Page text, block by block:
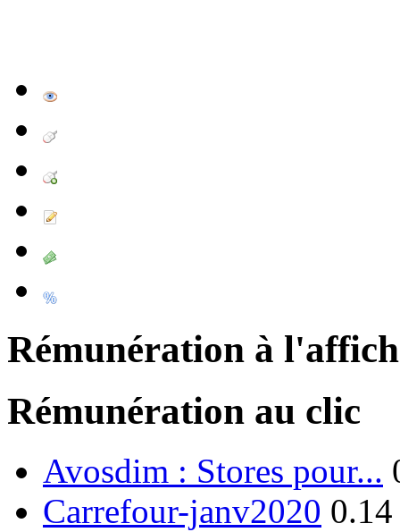
Rémunération à
Rémunération au clic
Avosdim : Stores pour...
Carrefour-janv2020